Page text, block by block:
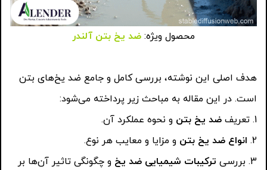
محصول ویژه: ضد یخ بتن آلندر
هدف اصلی این نوشته، بررسی کامل و جامع ضد یخ‌های بتن
است. در این مقاله به مباحث زیر پرداخته می‌شود:
تعریف ضد یخ بتن و نحوه عملکرد آن.
انواع ضد یخ بتن و مزایا و معایب هر نوع.
بررسی ترکیبات شیمیایی ضد یخ و چگونگی تاثیر آن‌ها بر